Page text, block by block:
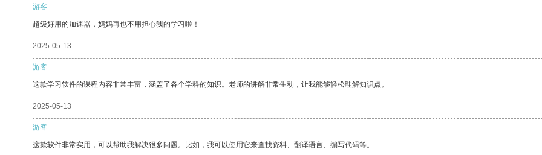
游客
超级好用的加速器，妈妈再也不用担心我的学习啦！
2025-05-13
游客
这款学习软件的课程内容非常丰富，涵盖了各个学科的知识。老师的讲解非常生动，让我能够轻松理解知识点。
2025-05-13
游客
这款软件非常实用，可以帮助我解决很多问题。比如，我可以使用它来查找资料、翻译语言、编写代码等。